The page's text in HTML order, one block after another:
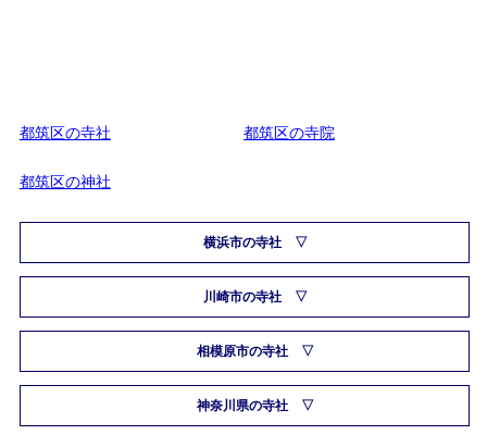
都筑区の寺社 都筑区の寺院
都筑区の神社
横浜市の寺社
川崎市の寺社
相模原市の寺社
神奈川県の寺社